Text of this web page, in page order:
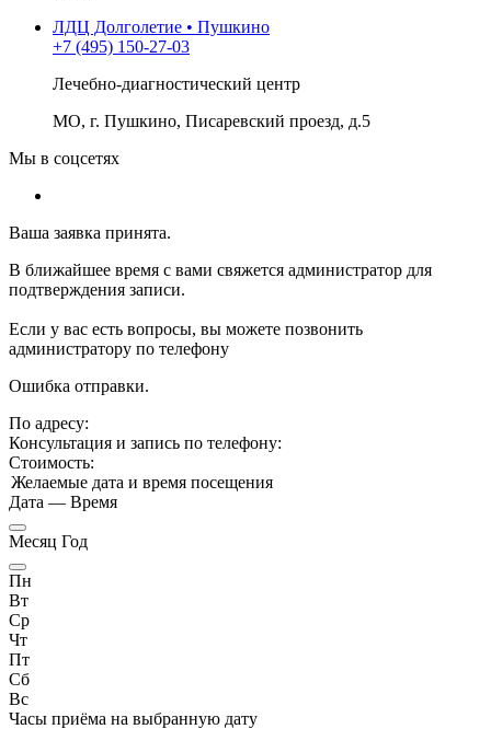
ЛДЦ Долголетие • Пушкино
+7 (495) 150-27-03
Лечебно-диагностический центр
МО, г. Пушкино, Писаревский проезд, д.5
Мы в соцсетях
Ваша заявка принята.
В ближайшее время с вами свяжется администратор для
подтверждения записи.
Если у вас есть вопросы, вы можете позвонить
администратору по телефону
Ошибка отправки.
По адресу:
Консультация и запись по телефону:
Стоимость:
Желаемые дата и время посещения
Дата — Время
Месяц Год
Пн
Вт
Ср
Чт
Пт
Сб
Вс
Часы приёма на выбранную дату